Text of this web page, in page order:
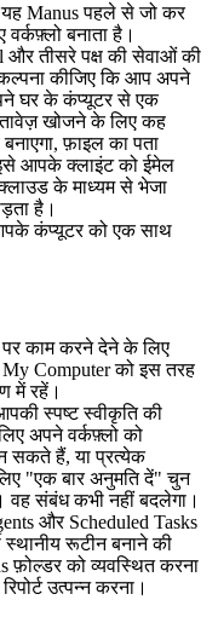
Manus पहले से जो कर
बनाता है।
और तीसरे पक्ष की सेवाओं की
कीजिए कि आप अपने
घर के कंप्यूटर से एक
खोजने के लिए कह
फ़ाइल का पता
आपके क्लाइंट को ईमेल
के माध्यम से भेजा
है।
कंप्यूटर को एक साथ
काम करने देने के लिए
My Computer को इस तरह
में रहें।
स्पष्ट स्वीकृति की
अपने वर्कफ़्लो को
सकते हैं, या प्रत्येक
"एक बार अनुमति दें" चुन
संबंध कभी नहीं बदलेगा।
और Scheduled Tasks
रूटीन बनाने की
को व्यवस्थित करना
उत्पन्न करना।